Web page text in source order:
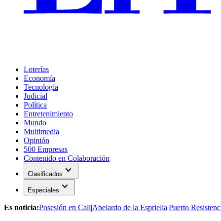
Loterías
Economía
Tecnología
Judicial
Política
Entretenimiento
Mundo
Multimedia
Opinión
500 Empresas
Contenido en Colaboración
Clasificados expand_more
Especiales expand_more
Es noticia:Posesión en Cali|Abelardo de la Espriella|Puerto